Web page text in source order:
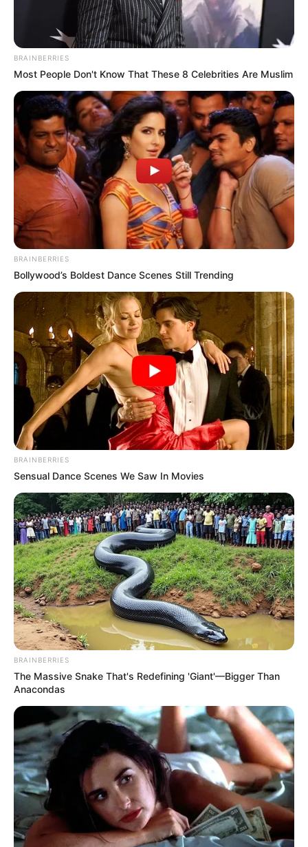
De amikor felugrott a sírra, és keserves sírásba kezdett, a
BRAINBERRIES
Most People Don't Know That These 8 Celebrities Are Muslim
BRAINBERRIES
Bollywood’s Boldest Dance Scenes Still Trending
BRAINBERRIES
Sensual Dance Scenes We Saw In Movies
BRAINBERRIES
The Massive Snake That's Redefining 'Giant'—Bigger Than
Anacondas